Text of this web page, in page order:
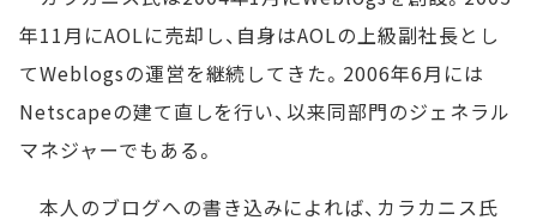
年11月にAOLに売却し、自身はAOLの上級副社長とし
てWeblogsの運営を継続してきた。2006年6月には
Netscapeの建て直しを行い、以来同部門のジェネラル
マネジャーでもある。
本人のブログへの書き込みによれば、カラカニス氏